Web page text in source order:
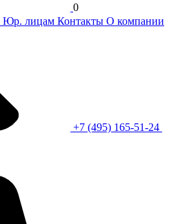
0
Юр. лицам Контакты О компании
+7 (495) 165-51-24